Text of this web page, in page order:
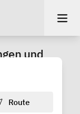
und
Route